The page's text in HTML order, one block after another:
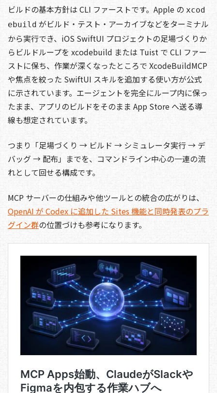
ビルドの基本方針は CLI ファーストです。Apple の xcod
ebuild がビルド・テスト・アーカイブなどをターミナル
から実行でき、iOS SwiftUI プロジェクトの足場づくりか
らビルドループを xcodebuild または Tuist で CLI ファー
ストに保ち、作業が深くなったところで XcodeBuildMCP
や焦点を絞った SwiftUI スキルを追加する使い方が公式
に示されています。エージェントを完全にループ内に保っ
たまま、アプリのビルドをそのまま App Store へ送る導
線も想定されています。
つまり「足場づくり → ビルド → シミュレータ実行 → デ
バッグ → 配布」までを、コマンドライン中心の一連の流
れとして回せる構成です。
MCP サーバーの仕組みや他ツールとの統合の広がりは、
OpenAI が Codex に追加した Sites 機能と同時発表のプラ
グイン群の位置づけも参考になります。